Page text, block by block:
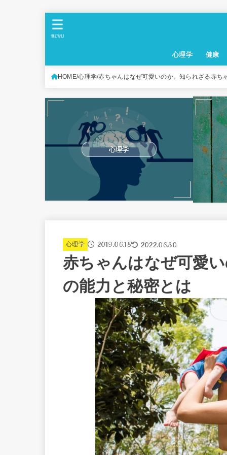
心理学 健康
MENU
HOME 心理学 赤ちゃんはなぜ可愛いのか。知られざる赤ち
心理学
心理学 2019.06.18 2022.06.30
赤ちゃんはなぜ可愛
の能力と秘密とは